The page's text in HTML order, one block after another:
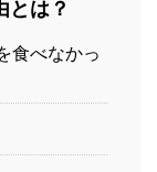
とは？
食べなかっ